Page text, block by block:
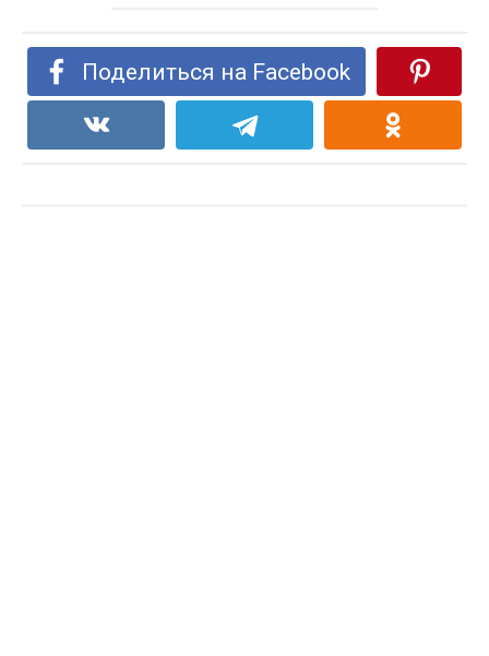
Поделиться на Facebook